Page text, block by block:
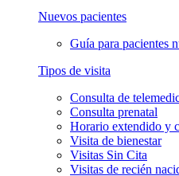
Nuevos pacientes
Guía para pacientes
Tipos de visita
Consulta de
Consulta prenatal
Horario extendido y
Visita de bienestar
Visitas Sin Cita
Visitas de recién